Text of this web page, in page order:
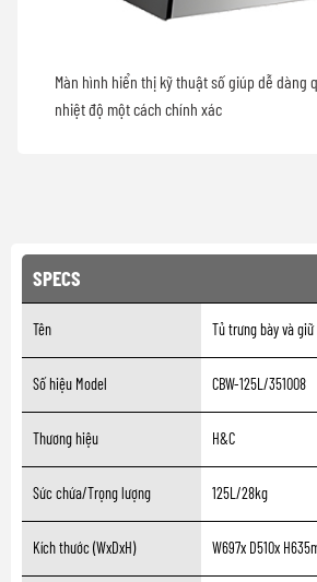
Màn hình hiển thị kỹ thuật số giúp dễ dàng
nhiệt độ một cách chính xác
SPECS
Tên Tủ trưng bày và giữ
Số hiệu Model CBW-125L/351008
Thương hiệu H&C
Sức chứa/Trọng lượng 125L/28kg
Kích thước (WxDxH) W697x D510x